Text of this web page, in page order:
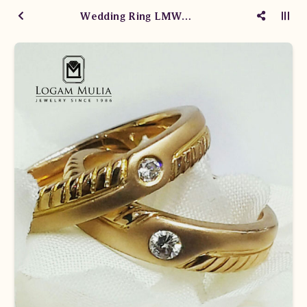
Wedding Ring LMWM.KN tEt dSs